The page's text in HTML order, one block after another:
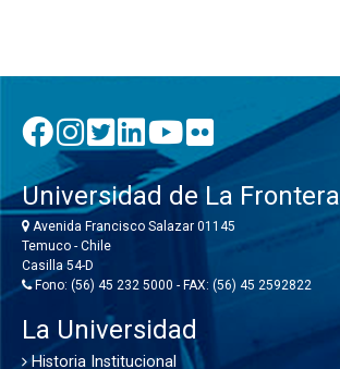
Universidad de La Frontera
Avenida Francisco Salazar 01145
Temuco - Chile
Casilla 54-D
Fono: (56) 45 232 5000 - FAX: (56) 45 2592822
La Universidad
Historia Institucional